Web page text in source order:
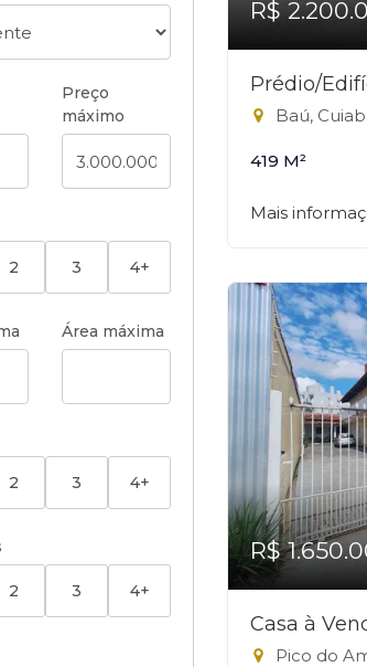
Preço
máximo
2 3 4+
Área máxima
2 3 4+
2 3 4+
R$
Prédio/
Baú,
419 M²
Mais
R$
Casa à
Pico do